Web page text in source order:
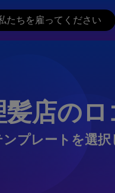
たちを雇ってください
髪店のロ
プレートを選択